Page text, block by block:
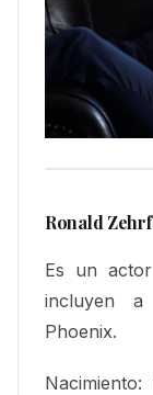
Ronald
Es un
incluyen a
Phoenix.
Nacimiento: